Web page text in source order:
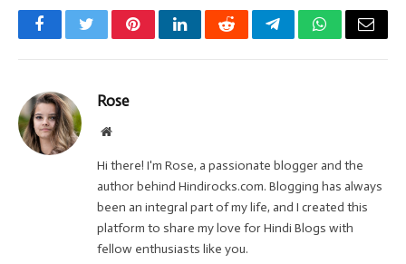
FacebookTwitterPinterestLinkedInRedditTelegramWhatsApp
Email
Rose
Website
Hi there! I'm Rose, a passionate blogger and the
author behind Hindirocks.com. Blogging has always
been an integral part of my life, and I created this
platform to share my love for Hindi Blogs with
fellow enthusiasts like you.